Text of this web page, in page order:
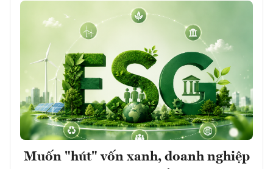
Muốn "hút" vốn xanh, doanh nghiệp